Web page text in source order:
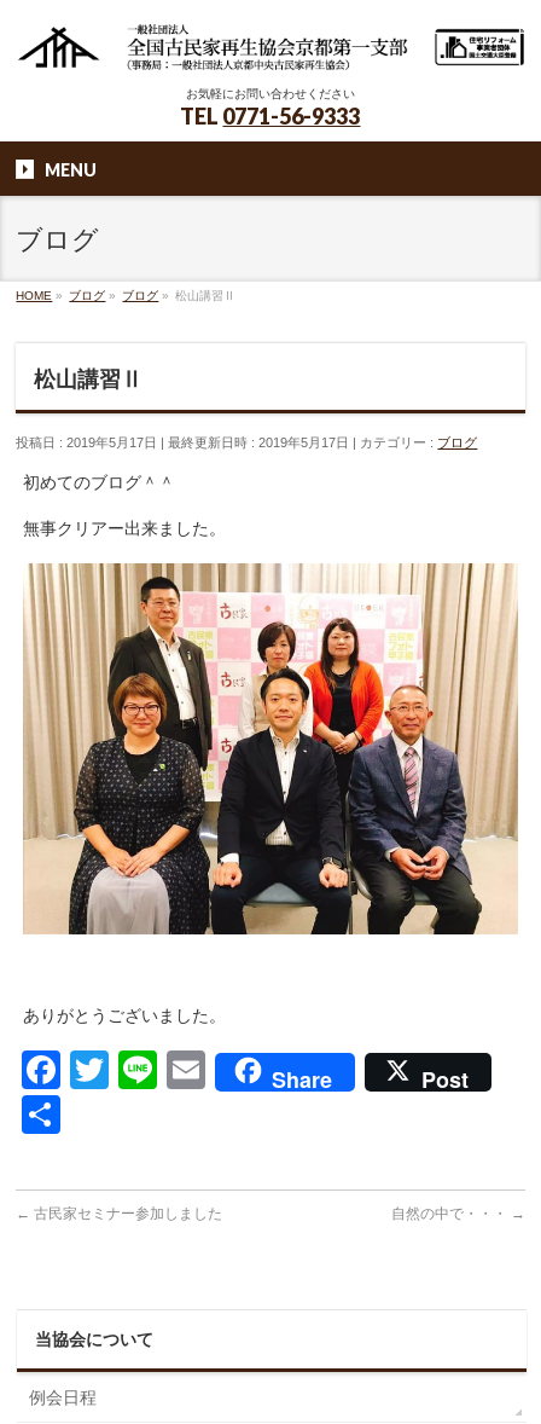
お気軽にお問い合わせください
TEL 0771-56-9333
MENU
ブログ
HOME » ブログ » ブログ » 松山講習Ⅱ
松山講習Ⅱ
投稿日 : 2019年5月17日 最終更新日時 : 2019年5月17日 カテゴリー : ブログ
初めてのブログ＾＾
無事クリアー出来ました。
ありがとうございました。
Facebook
Twitter
LineEmailShare Post
← 古民家セミナー参加しました 自然の中で・・・ →
当協会について
例会日程